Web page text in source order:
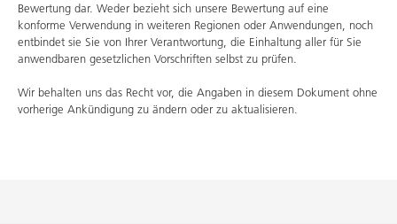
Bewertung dar. Weder bezieht sich unsere Bewertung auf eine
konforme Verwendung in weiteren Regionen oder Anwendungen, noch
entbindet sie Sie von Ihrer Verantwortung, die Einhaltung aller für Sie
anwendbaren gesetzlichen Vorschriften selbst zu prüfen.
Wir behalten uns das Recht vor, die Angaben in diesem Dokument ohne
vorherige Ankündigung zu ändern oder zu aktualisieren.